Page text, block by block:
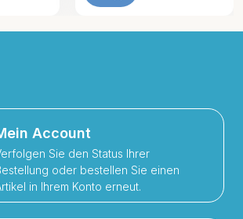
Account
Sie den Status Ihrer
oder bestellen Sie einen
in Ihrem Konto erneut.